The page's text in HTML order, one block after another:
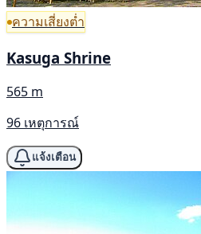
ความเสี่ยงต่ำ
Kasuga Shrine
565 m
96 เหตุการณ์
แจ้งเตือน